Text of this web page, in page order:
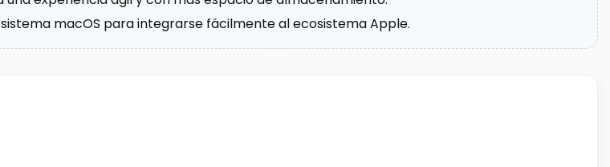
macOS para integrarse fácilmente al ecosistema Apple.